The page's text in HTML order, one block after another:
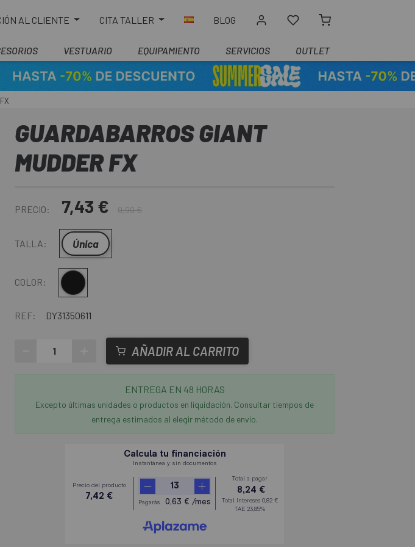
AL CLIENTE CITA TALLER BLOG
VESTUARIO EQUIPAMIENTO SERVICIOS OUTLET
GUARDABARROS GIANT
MUDDER FX
PRECIO: 7,43 € 9,90 €
TALLA: Única
COLOR: Negro
REF: DY31350611
AÑADIR AL CARRITO
ENTREGA EN 48 HORAS
Excepto últimas unidades o productos en liquidación. Consultar tiempos de
entrega estimados al elegir método de envío.